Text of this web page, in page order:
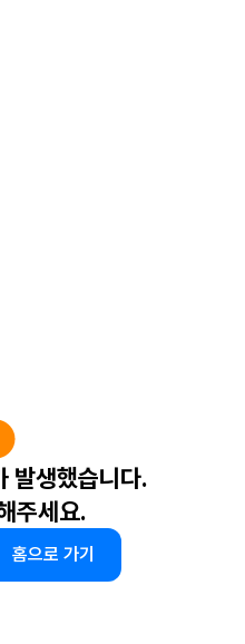
발생했습니다.
주세요.
홈으로 가기